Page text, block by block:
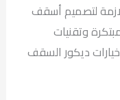
لتصميم أسقف
وتقنيات
ديكور السقف